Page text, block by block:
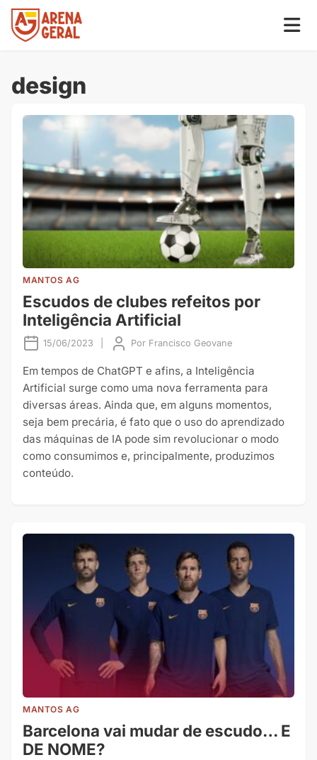
design
MANTOS AG
Escudos de clubes refeitos por
Inteligência Artificial
15/06/2023 Por Francisco Geovane
Em tempos de ChatGPT e afins, a Inteligência
Artificial surge como uma nova ferramenta para
diversas áreas. Ainda que, em alguns momentos,
seja bem precária, é fato que o uso do aprendizado
das máquinas de IA pode sim revolucionar o modo
como consumimos e, principalmente, produzimos
conteúdo.
MANTOS AG
Barcelona vai mudar de escudo… E
DE NOME?